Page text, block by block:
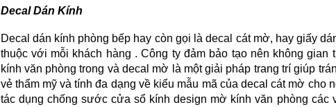
Decal Dán Kính
Decal dán kính phòng bếp hay còn gọi là decal cát mờ, hay giấy
thuộc với mỗi khách hàng . Công ty đảm bảo tạo nên không
kính văn phòng trong và decal mờ là một giải pháp trang trí giúp
vẻ thẩm mỹ và tính đa dạng về kiểu mẫu mã của decal cát mờ
tác dụng chống sước cửa sổ kính design mờ kính văn phòng các